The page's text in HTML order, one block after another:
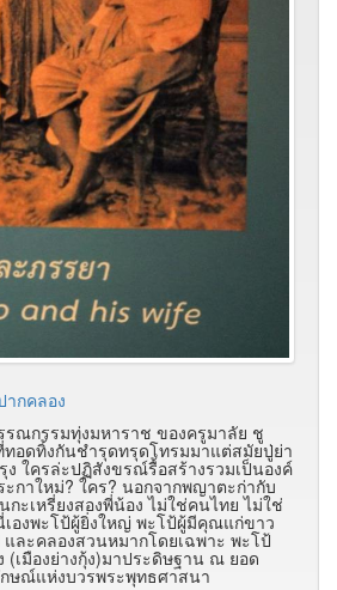
กคลอง
รณกรรมทุ่งมหาราช ของครูมาลัย ชู
อดทิ้งกันชำรุดทรุดโทรมมาแต่สมัยปู่ย่า
ง ใครล่ะปฏิสังขรณ์รื้อสร้างรวมเป็นองค์
ะกาใหม่? ใคร? นอกจากพญาตะก่ากับ
ะเหรี่ยงสองพี่น้อง ไม่ใช่คนไทย ไม่ใช่
องพะโป้ผู้ยิ่งใหญ่ พะโป้ผู้มีคุณแก่ขาว
และคลองสวนหมากโดยเฉพาะ พะโป้
(เมืองย่างกุ้ง)มาประดิษฐาน ณ ยอด
ษณ์แห่งบวรพระพุทธศาสนา